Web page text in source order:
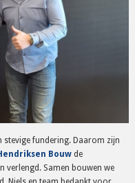
stevige fundering. Daarom zijn
Bouw de
verlengd. Samen bouwen we